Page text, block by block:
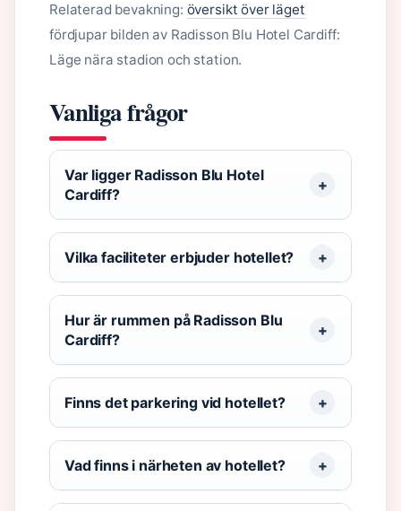
Relaterad bevakning: översikt över läget
fördjupar bilden av Radisson Blu Hotel Cardiff:
Läge nära stadion och station.
Vanliga frågor
Var ligger Radisson Blu Hotel
Cardiff?
Vilka faciliteter erbjuder hotellet?
Hur är rummen på Radisson Blu
Cardiff?
Finns det parkering vid hotellet?
Vad finns i närheten av hotellet?